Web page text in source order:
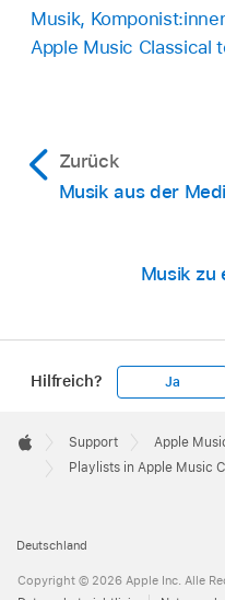
Musik,
Apple Music Classical
Zurück
Musik aus der
Musik zu
Hilfreich? Ja
Footer

Apple
Support
Apple
Playlists in Apple Music
Deutschland
Copyright © 2026 Apple Inc. Alle